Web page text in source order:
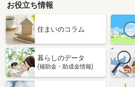
お役立ち情報
住まいのコラム
暮らしのデータ
(補助金・助成金情報)